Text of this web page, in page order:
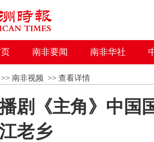
南非要闻 南非华社
南非视频 >> 查看详情
剧《主角》中国
老乡